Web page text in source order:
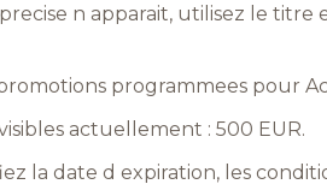
n apparait, utilisez le
promotions programmees pour
actuellement : 500 EUR.
la date d expiration, les